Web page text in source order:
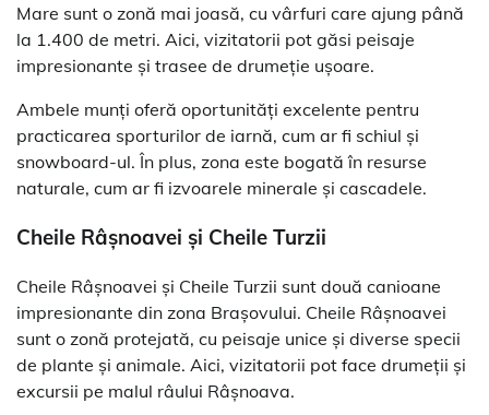
Mare sunt o zonă mai joasă, cu vârfuri care ajung până
la 1.400 de metri. Aici, vizitatorii pot găsi peisaje
impresionante și trasee de drumeție ușoare.
Ambele munți oferă oportunități excelente pentru
practicarea sporturilor de iarnă, cum ar fi schiul și
snowboard-ul. În plus, zona este bogată în resurse
naturale, cum ar fi izvoarele minerale și cascadele.
Cheile Râșnoavei și Cheile Turzii
Cheile Râșnoavei și Cheile Turzii sunt două canioane
impresionante din zona Brașovului. Cheile Râșnoavei
sunt o zonă protejată, cu peisaje unice și diverse specii
de plante și animale. Aici, vizitatorii pot face drumeții și
excursii pe malul râului Râșnoava.